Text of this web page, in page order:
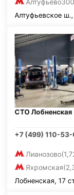
Алтуфьево
Алтуфьевское
СТО Лобненская
+7 (499) 110-
Лианозово
Яхромская
Лобненская, 17